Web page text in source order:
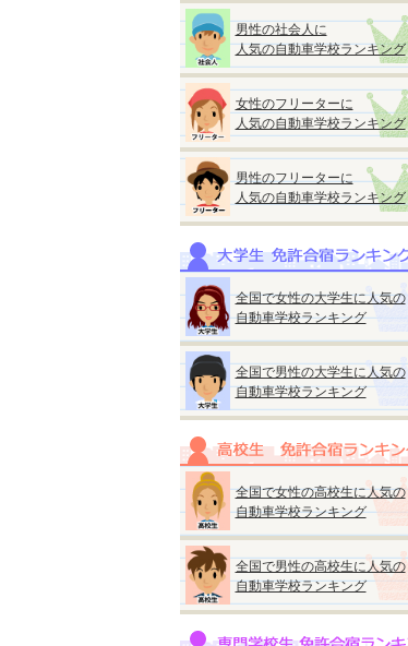
男性の社会人に
人気の自動車学校ランキング
女性のフリーターに
人気の自動車学校ランキング
男性のフリーターに
人気の自動車学校ランキング
全国で女性の大学生に人気の
自動車学校ランキング
全国で男性の大学生に人気の
自動車学校ランキング
全国で女性の高校生に人気の
自動車学校ランキング
全国で男性の高校生に人気の
自動車学校ランキング